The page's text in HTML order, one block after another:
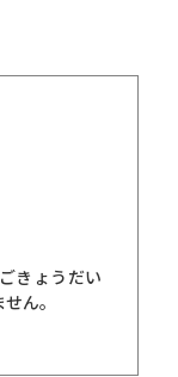
きょうだい
ん。